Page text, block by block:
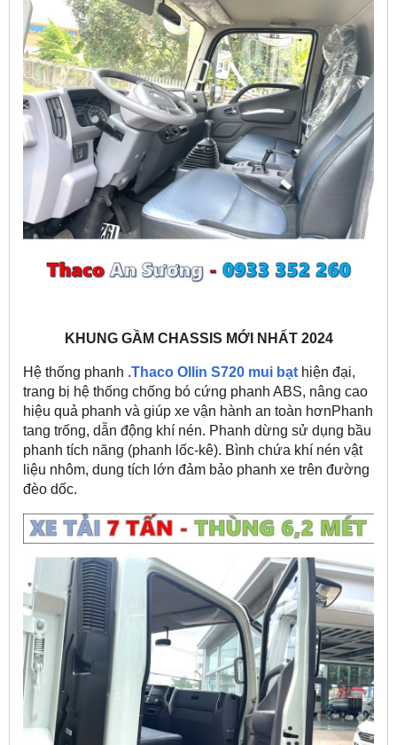
KHUNG GẦM CHASSIS MỚI NHẤT 2024
Hệ thống phanh .Thaco Ollin S720 mui bạt hiện đại,
trang bị hệ thống chống bó cứng phanh ABS, nâng cao
hiệu quả phanh và giúp xe vận hành an toàn hơnPhanh
tang trống, dẫn động khí nén. Phanh dừng sử dụng bầu
phanh tích năng (phanh lốc-kê). Bình chứa khí nén vật
liệu nhôm, dung tích lớn đảm bảo phanh xe trên đường
đèo dốc.